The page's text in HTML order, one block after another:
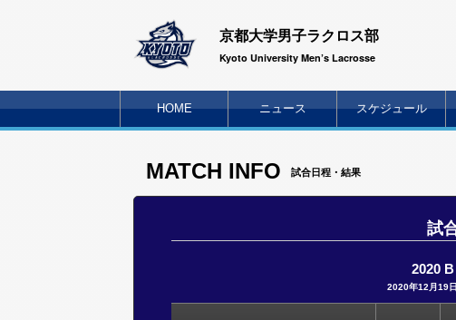
京都大学男子ラクロス部
Kyoto University Men’s Lacrosse
HOME ニュース スケジュール
MATCH INFO 試合日程・結果
試
2020
2020年12月19